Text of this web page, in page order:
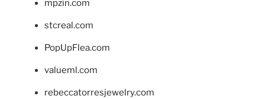
mpzin.com
stcreal.com
PopUpFlea.com
valueml.com
rebeccatorresjewelry.com